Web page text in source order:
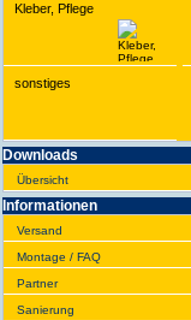
Kleber, Pflege
sonstiges
Downloads
Übersicht
Infor­ma­tionen
Versand
Montage / FAQ
Partner
Sanie­rung